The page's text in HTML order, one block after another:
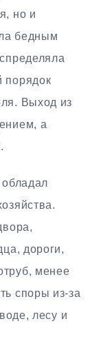
но и
бедным
порядок
Выход из
а
дороги,
менее
споры из-за
лесу и